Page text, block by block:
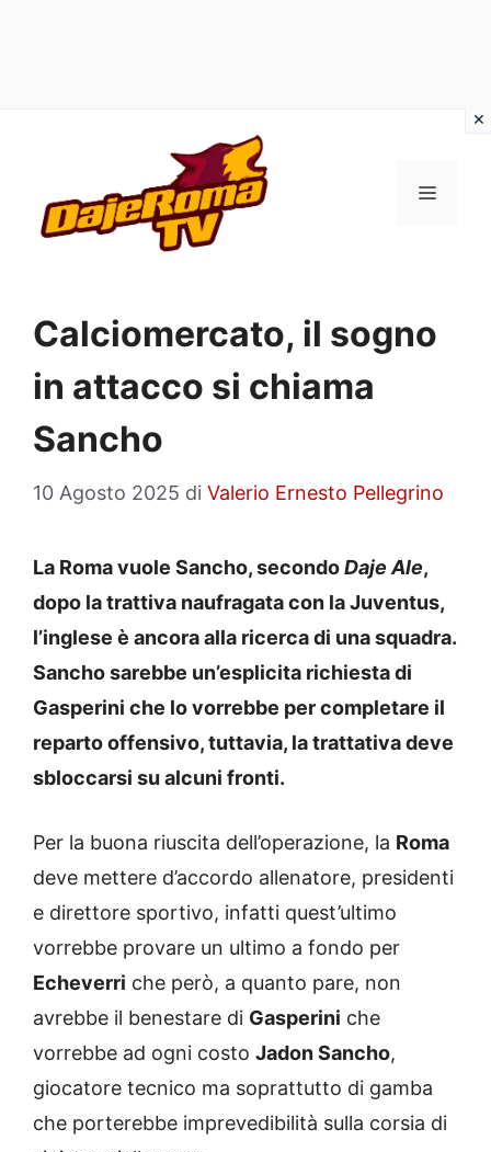
contenuto
MENU
Calciomercato, il sogno
in attacco si chiama
Sancho
10 Agosto 2025 di Valerio Ernesto Pellegrino
La Roma vuole Sancho, secondoDaje Ale,
dopo la trattiva naufragata con la Juventus,
l’inglese è ancora alla ricerca di una squadra.
Sancho sarebbe un’esplicita richiesta di
Gasperini che lo vorrebbe per completare il
reparto offensivo, tuttavia, la trattativa deve
sbloccarsi su alcuni fronti.
Per la buona riuscita dell’operazione, la Roma
deve mettere d’accordo allenatore, presidenti
e direttore sportivo, infatti quest’ultimo
vorrebbe provare un ultimo a fondo per
Echeverri che però, a quanto pare, non
avrebbe il benestare di Gasperini che
vorrebbe ad ogni costo Jadon Sancho,
giocatore tecnico ma soprattutto di gamba
che porterebbe imprevedibilità sulla corsia di